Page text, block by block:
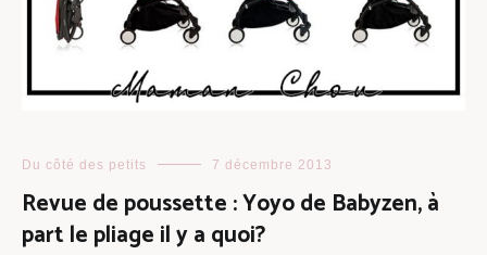
Du côté des petits 7 décembre 2013
Revue de poussette : Yoyo de Babyzen, à
part le pliage il y a quoi?